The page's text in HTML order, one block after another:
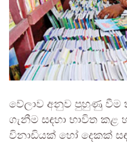
වේලාව අනුව පුහුණු වීම
ගැනීම සඳහා භාවිත කළ
විනාඩියක් හෝ දෙකක්